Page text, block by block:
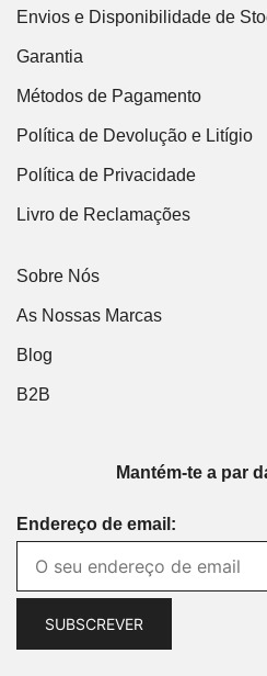
Envios e Disponibilidade de
Garantia
Métodos de Pagamento
Política de Devolução e Litígio
Política de Privacidade
Livro de Reclamações
Sobre Nós
As Nossas Marcas
Blog
B2B
Mantém-te a par
Endereço de email: